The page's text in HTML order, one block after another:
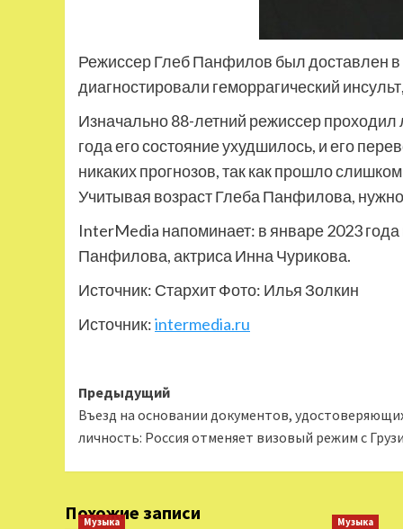
Режиссер Глеб Панфилов был доставлен
диагностировали геморрагический
Изначально 88-летний режиссер проходил
года его состояние ухудшилось, и его
никаких прогнозов, так как прошло
Учитывая возраст Глеба Панфилова,
InterMedia напоминает: в январе 2023 года
Панфилова, актриса Инна Чурикова.
Источник: Стархит Фото: Илья Золкин
Источник:intermedia.ru
Навигация
записи
Предыдущий
Въезд на основании документов,
личность: Россия отменяет визовый режим с
Похожие записи
Музыка Музыка